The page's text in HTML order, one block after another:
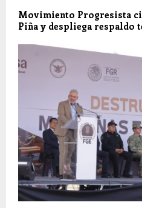
Movimiento Progresista
Piña y despliega